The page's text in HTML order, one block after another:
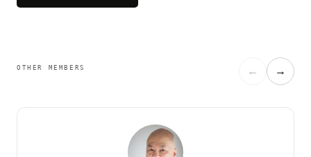
OTHER MEMBERS ← →